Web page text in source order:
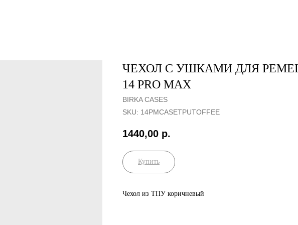
ЧЕХОЛ С УШКАМИ ДЛЯ
14 PRO MAX
BIRKA CASES
SKU: 14PMCASETPUTOFFEE
1440,00 р.
Купить
Чехол из ТПУ коричневый